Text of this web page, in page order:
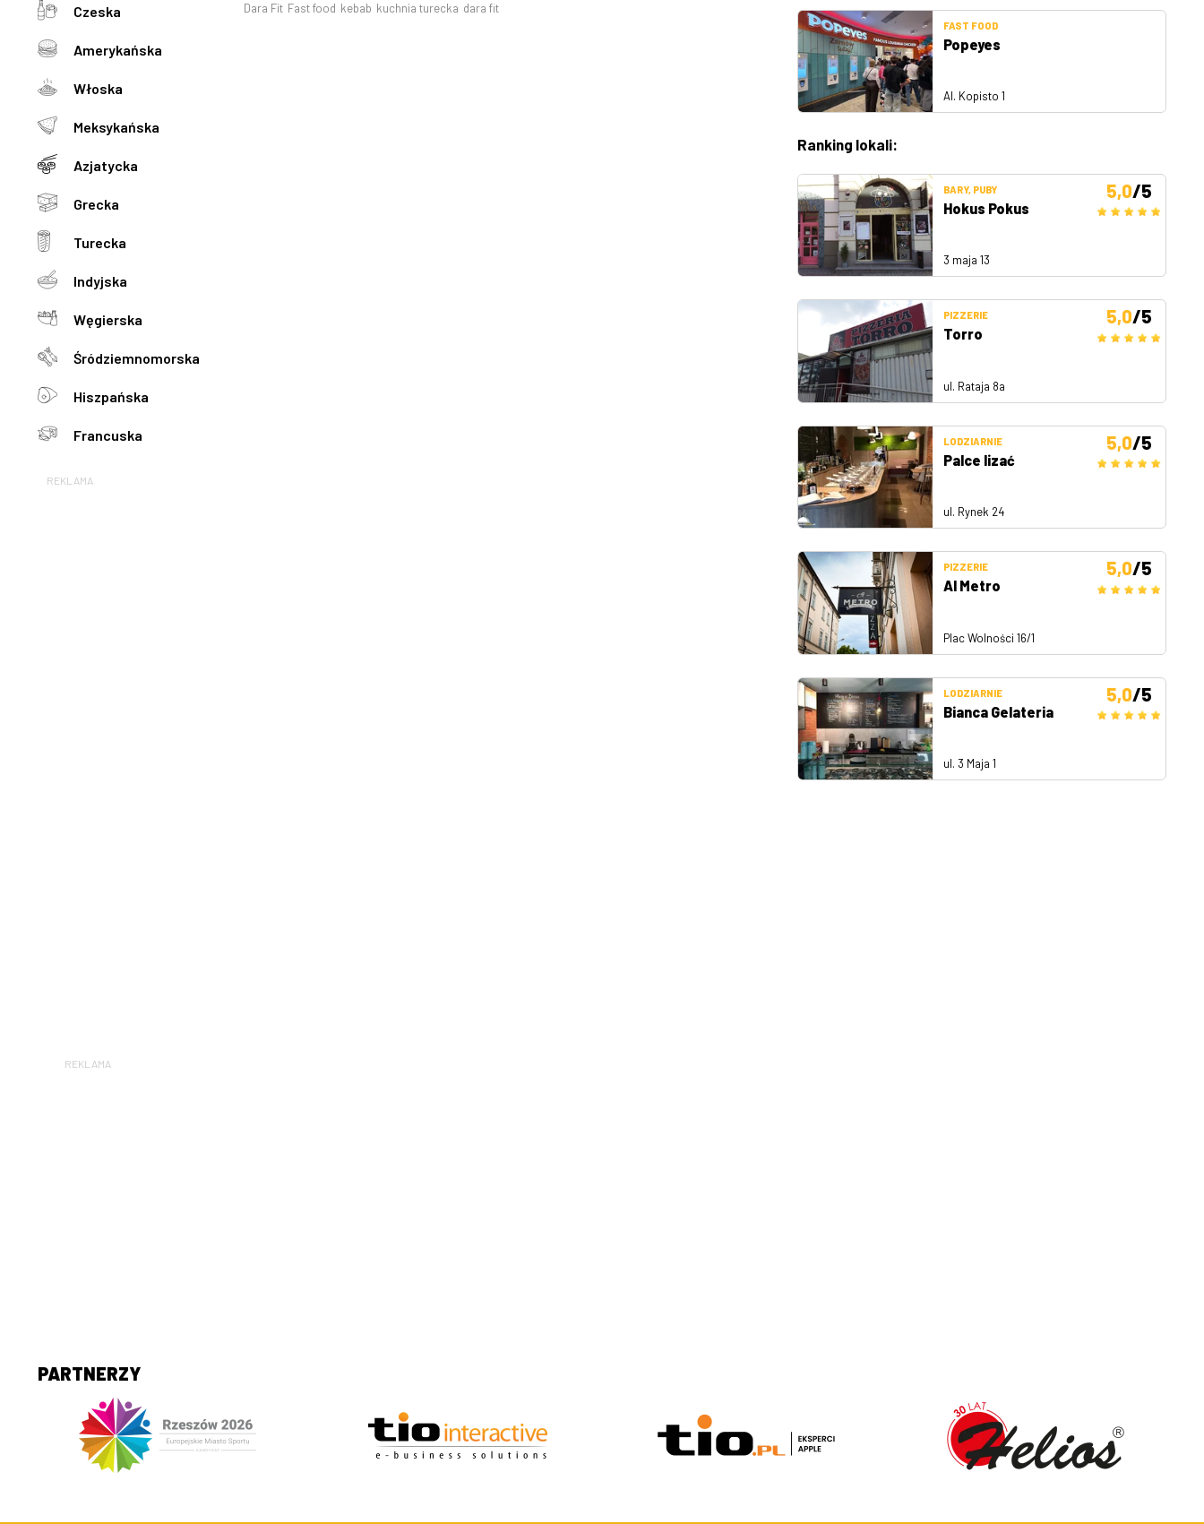
Czeska
Amerykańska
Włoska
Meksykańska
Azjatycka
Grecka
Turecka
Indyjska
Węgierska
Śródziemnomorska
Hiszpańska
Francuska
REKLAMA
Dara Fit Fast food kebab kuchnia turecka dara fit
FAST FOOD
Popeyes
Al. Kopisto 1
Ranking lokali:
BARY, PUBY
Hokus Pokus
3 maja 13
5,0/5
PIZZERIE
Torro
ul. Rataja 8a
5,0/5
LODZIARNIE
Palce lizać
ul. Rynek 24
5,0/5
PIZZERIE
Al Metro
Plac Wolności 16/1
5,0/5
LODZIARNIE
Bianca Gelateria
ul. 3 Maja 1
5,0/5
REKLAMA
PARTNERZY